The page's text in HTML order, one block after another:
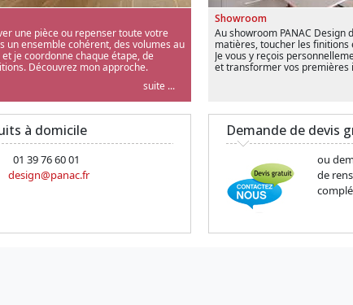
une pièce ou repenser toute votre
un ensemble cohérent, des volumes au
je coordonne chaque étape, de
Découvrez mon approche.
suite ...
Showroom
Au showroom PANAC Design
matières, toucher les
Je vous y reçois
et transformer vos premières
à domicile
01 39 76 60 01
design@panac.fr
Demande de devis
ou
de